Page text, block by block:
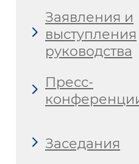
Заявления и
выступления
руководства
Пресс-
Заседания